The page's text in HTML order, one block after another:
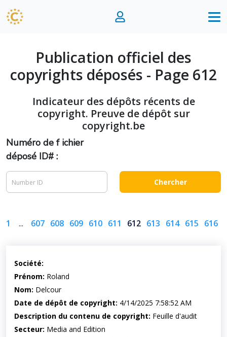
Publication officiel des
copyrights déposés - Page 612
Indicateur des dépôts récents de
copyright. Preuve de dépôt sur
copyright.be
Numéro de f ichier
déposé ID# :
Chercher
1 ... 607 608 609 610 611 612 613 614 615 616
Société:
Prénom: Roland
Nom: Delcour
Date de dépôt de copyright: 4/14/2025 7:58:52 AM
Description du contenu de copyright: Feuille d'audit
Secteur: Media and Edition